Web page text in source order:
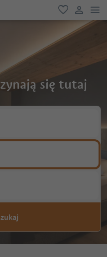
ulubione
link
się tutaj